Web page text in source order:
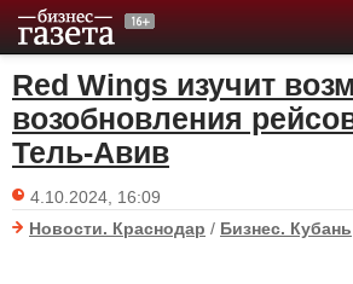
Red Wings изучит
возобновления
Тель-Авив
4.10.2024, 16:09
Новости. Краснодар / Бизнес. Кубань